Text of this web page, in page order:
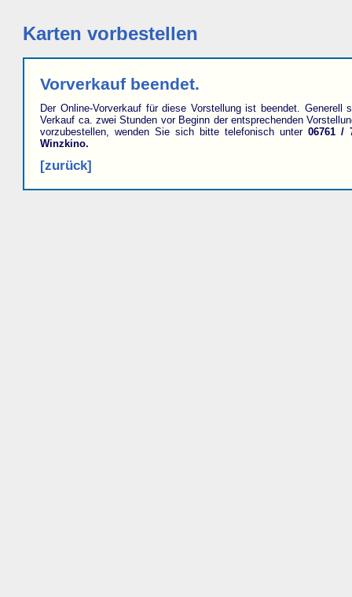
Karten vorbestellen
Vorverkauf beendet.
Der Online-Vorverkauf für diese Vorstellung ist beendet. Generell
Verkauf ca. zwei Stunden vor Beginn der entsprechenden
vorzubestellen, wenden Sie sich bitte telefonisch unter06761 /
Winzkino.
[zurück]